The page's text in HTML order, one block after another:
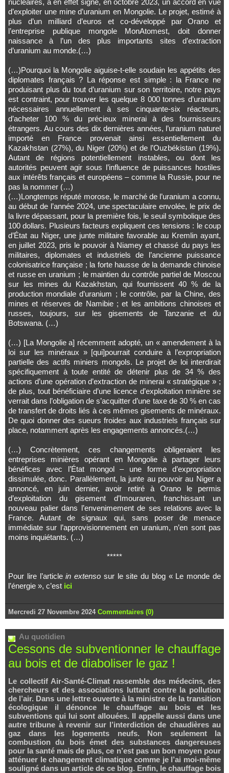
nucléaires, a en effet signé, en octobre 2023, un accord en vue
d’exploiter une mine d’uranium en Mongolie. Le projet, estimé à
plus d’un milliard d’euros et co-développé par Orano et
l’entreprise publique mongole MonAtomest, doit donner
naissance à l’un des plus importants sites d’extraction
d’uranium au monde.(…)
(…)Pourquoi la Mongolie aiguise-t-elle soudain les appétits des
diplomates français ? La réponse est simple : la France ne
produisant plus du tout d’uranium sur son territoire, notre pays
est contraint, pour trouver les quelque 8 000 tonnes d’uranium
nécessaires annuellement à ses cinquante-six réacteurs,
d’acheter 100 % du précieux minerai à des fournisseurs
étrangers. Au cours des dix dernières années, l’uranium naturel
importé en France provenait ainsi essentiellement du
Kazakhstan (27%), du Niger (20%) et de l’Ouzbékistan (19%).
Autant de régions potentiellement instables, ou dont les
autorités peuvent agir sous l’influence de puissances hostiles
aux intérêts français et européens – comme la Russie, pour ne
pas la nommer (…)
(…)Longtemps réputé morose, le marché de l’uranium a connu,
au début de l’année 2024, une spectaculaire envolée, le prix de
la livre dépassant, pour la première fois, le seuil symbolique des
100 dollars. Plusieurs facteurs expliquent ces tensions : le coup
d’État au Niger, une junte militaire favorable au Kremlin ayant,
en juillet 2023, pris le pouvoir à Niamey et chassé du pays les
militaires, diplomates et industriels de l’ancienne puissance
colonisatrice française ; la forte hausse de la demande chinoise
et russe en uranium ; le maintien du contrôle partiel de Moscou
sur les mines du Kazakhstan, qui fournissent 40 % de la
production mondiale d’uranium ; le contrôle, par la Chine, des
mines et réserves de Namibie ; et les ambitions chinoises et
russes, toujours, sur les gisements de Tanzanie et du
Botswana. (…)
(…) [La Mongolie a] récemment adopté, un « amendement à la
loi sur les minéraux » [qui]pourrait conduire à l’expropriation
partielle des actifs miniers mongols. Le projet de loi interdirait
spécifiquement à toute entité de détenir plus de 34 % des
actions d’une opération d’extraction de minerai « stratégique » ;
de plus, tout bénéficiaire d’une licence d’exploitation minière se
verrait dans l’obligation de s’acquitter d’une taxe de 30 % en cas
de transfert de droits liés à ces mêmes gisements de minéraux.
De quoi donner des sueurs froides aux industriels français sur
place, notamment après les engagements annoncés.(…)
(…) Concrètement, ces changements obligeraient les
entreprises minières opérant en Mongolie à partager leurs
bénéfices avec l’État mongol – une forme d’expropriation
dissimulée, donc. Parallèlement, la junte au pouvoir au Niger a
annoncé, en juin dernier, avoir retiré à Orano le permis
d’exploitation du gisement d’Imouraren, franchissant un
nouveau palier dans l’envenimement de ses relations avec la
France. Autant de signaux qui, sans poser de menace
immédiate sur l’approvisionnement en uranium, n’en sont pas
moins inquiétants. (…)
*****
Pour lire l’articlein extenso sur le site du blog « Le monde de
l’énergie », c’est ici
Mercredi 27 Novembre 2024 Commentaires (0)
Au quotidien
Cessons de subventionner le chauffage
au bois et de diaboliser le gaz !
Le collectif Air-Santé-Climat rassemble des médecins, des
chercheurs et des associations luttant contre la pollution
de l’air. Dans une lettre ouverte à la ministre de la transition
écologique il dénonce le chauffage au bois et les
subventions qui lui sont allouées. Il appelle aussi dans une
autre tribune à revenir sur l’interdiction de chaudières au
gaz dans les logements neufs. Non seulement la
combustion du bois émet des substances dangereuses
pour la santé mais de plus, ce n’est pas un bon moyen pour
atténuer le changement climatique comme je l’ai moi-même
souligné dans un article de ce blog. Enfin, le chauffage bois